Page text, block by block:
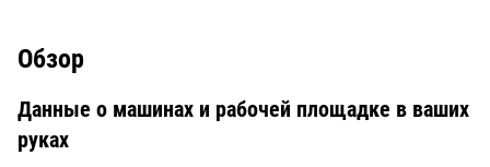
Обзор
Данные о машинах и рабочей площадке в ваших
руках